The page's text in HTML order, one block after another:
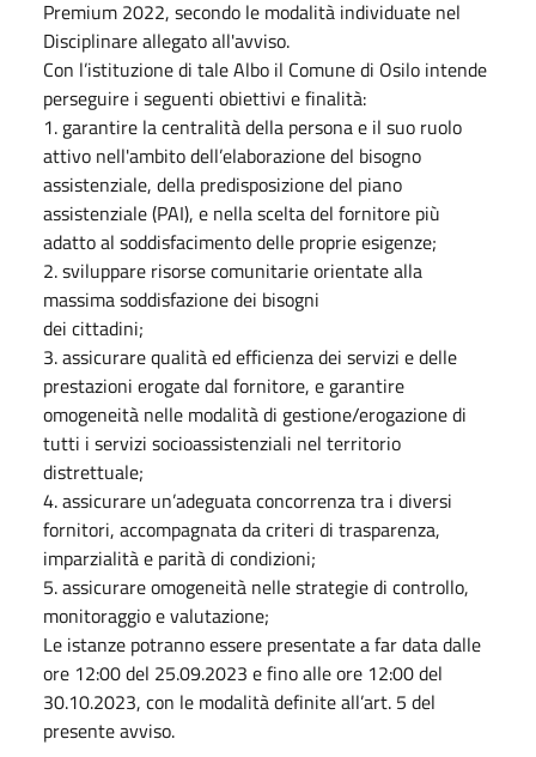
Premium 2022, secondo le modalità individuate nel
Disciplinare allegato all'avviso.
Con l’istituzione di tale Albo il Comune di Osilo intende
perseguire i seguenti obiettivi e finalità:
1. garantire la centralità della persona e il suo ruolo
attivo nell'ambito dell’elaborazione del bisogno
assistenziale, della predisposizione del piano
assistenziale (PAI), e nella scelta del fornitore più
adatto al soddisfacimento delle proprie esigenze;
2. sviluppare risorse comunitarie orientate alla
massima soddisfazione dei bisogni
dei cittadini;
3. assicurare qualità ed efficienza dei servizi e delle
prestazioni erogate dal fornitore, e garantire
omogeneità nelle modalità di gestione/erogazione di
tutti i servizi socioassistenziali nel territorio
distrettuale;
4. assicurare un’adeguata concorrenza tra i diversi
fornitori, accompagnata da criteri di trasparenza,
imparzialità e parità di condizioni;
5. assicurare omogeneità nelle strategie di controllo,
monitoraggio e valutazione;
Le istanze potranno essere presentate a far data dalle
ore 12:00 del 25.09.2023 e fino alle ore 12:00 del
30.10.2023, con le modalità definite all’art. 5 del
presente avviso.